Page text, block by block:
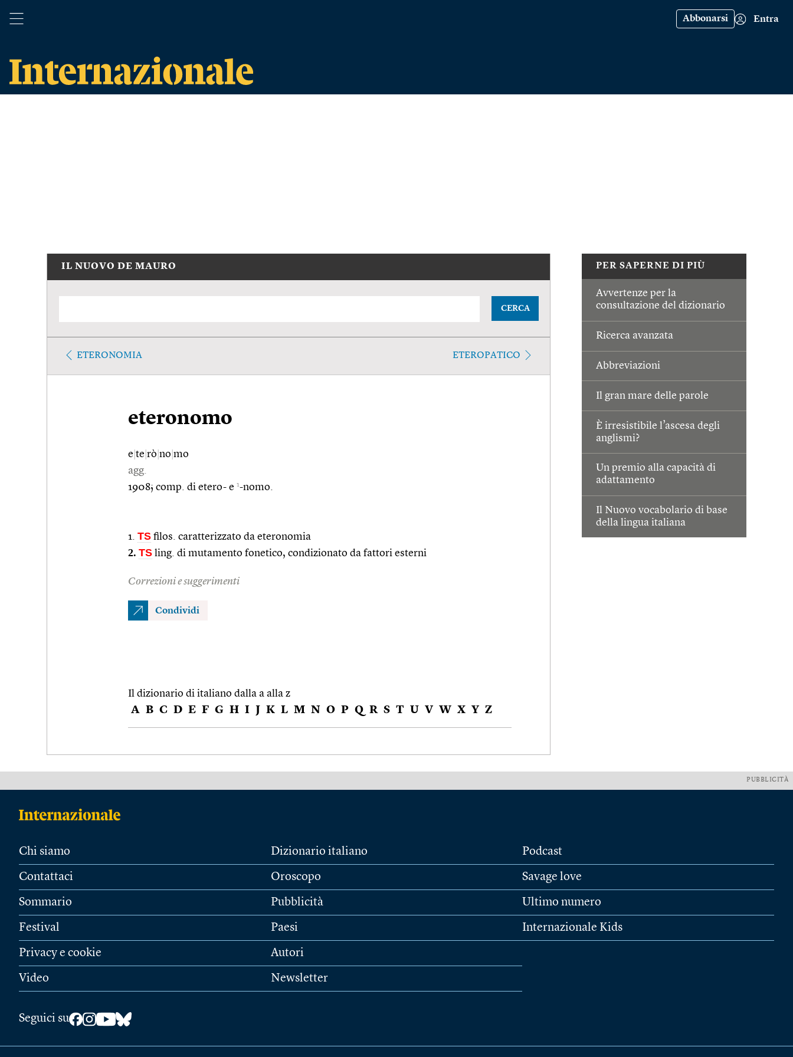
Abbonarsi Entra
PER SAPERNE DI PIÙ
Avvertenze per la
consultazione del dizionario
Ricerca avanzata
Abbreviazioni
Il gran mare delle parole
È irresistibile l’ascesa degli
anglismi?
Un premio alla capacità di
adattamento
Il Nuovo vocabolario di base
della lingua italiana
IL NUOVO DE MAURO
CERCA
ETERONOMIA ETEROPATICO
eteronomo
e te rò no mo
agg.
1908; comp. di etero- e 1-nomo.
1. TS filos. caratterizzato da eteronomia
2. TS ling. di mutamento fonetico, condizionato da fattori esterni
Correzioni e suggerimenti
Condividi
Il dizionario di italiano dalla a alla z
A B C D E F G H I J K L M N O P Q R S T U V W X Y Z
PUBBLICITÀ
Chi siamo
Contattaci
Sommario
Festival
Privacy e cookie
Video
Dizionario italiano
Oroscopo
Pubblicità
Paesi
Autori
Newsletter
Podcast
Savage love
Ultimo numero
Internazionale Kids
Seguici su